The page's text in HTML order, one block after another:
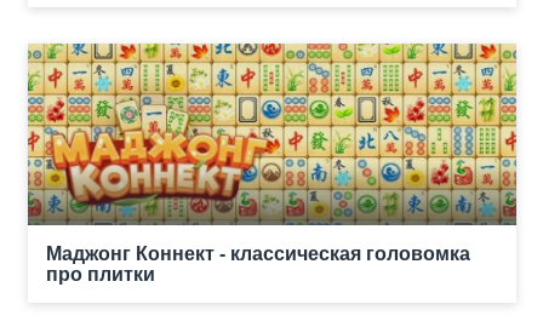
Маджонг Коннект - классическая головомка
про плитки